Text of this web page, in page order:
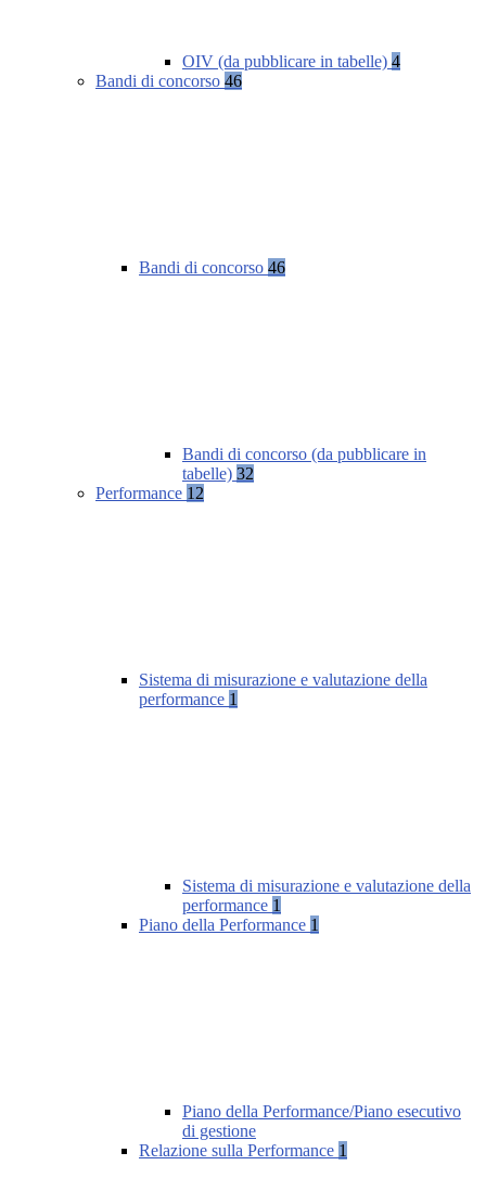
OIV (da pubblicare in tabelle) 4
Bandi di concorso 46
Bandi di concorso 46
Bandi di concorso (da pubblicare in
tabelle) 32
Performance 12
Sistema di misurazione e valutazione della
performance 1
Sistema di misurazione e valutazione della
performance 1
Piano della Performance 1
Piano della Performance/Piano esecutivo
di gestione
Relazione sulla Performance 1